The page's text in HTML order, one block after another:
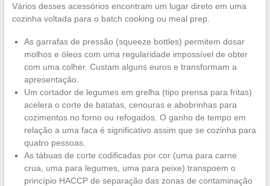
Vários desses acessórios encontram um lugar direto em uma
cozinha voltada para o batch cooking ou meal prep.
As garrafas de pressão (squeeze bottles) permitem dosar
molhos e óleos com uma regularidade impossível de obter
com uma colher. Custam alguns euros e transformam a
apresentação.
Um cortador de legumes em grelha (tipo prensa para fritas)
acelera o corte de batatas, cenouras e abobrinhas para
cozimentos no forno ou refogados. O ganho de tempo em
relação a uma faca é significativo assim que se cozinha para
quatro pessoas.
As tábuas de corte codificadas por cor (uma para carne
crua, uma para legumes, uma para peixe) transpoem o
princípio HACCP de separação das zonas de contaminação